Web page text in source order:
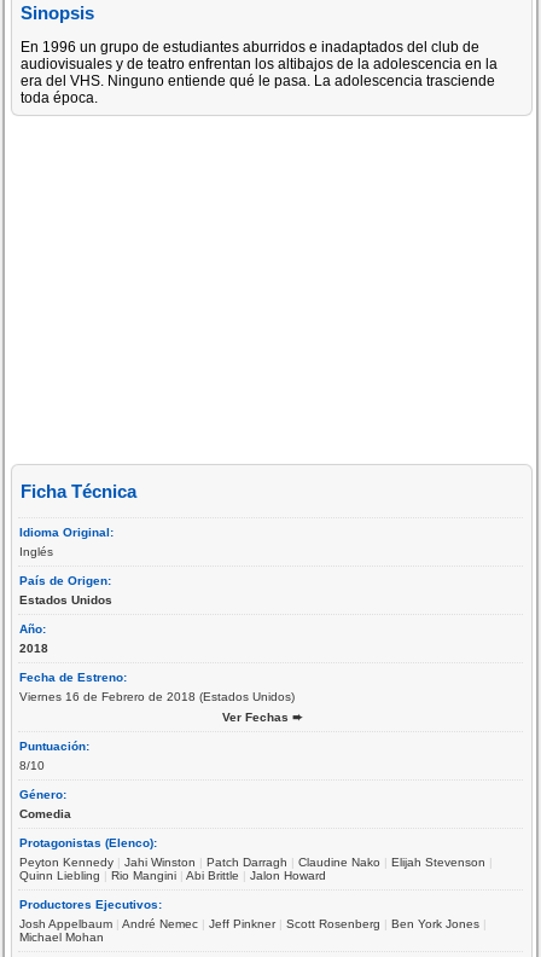
Sinopsis
En 1996 un grupo de estudiantes aburridos e inadaptados del club de
audiovisuales y de teatro enfrentan los altibajos de la adolescencia en la
era del VHS. Ninguno entiende qué le pasa. La adolescencia trasciende
toda época.
Ficha Técnica
Idioma Original:
Inglés
País de Origen:
Estados Unidos
Año:
2018
Fecha de Estreno:
Viernes 16 de Febrero de 2018 (Estados Unidos)
Ver Fechas ➨
Puntuación:
8/10
Género:
Comedia
Protagonistas (Elenco):
Peyton Kennedy |Jahi Winston |Patch Darragh |Claudine Nako |Elijah Stevenson |
Quinn Liebling |Rio Mangini |Abi Brittle |Jalon Howard
Productores Ejecutivos:
Josh Appelbaum |André Nemec |Jeff Pinkner|Scott Rosenberg |Ben York Jones |
Michael Mohan